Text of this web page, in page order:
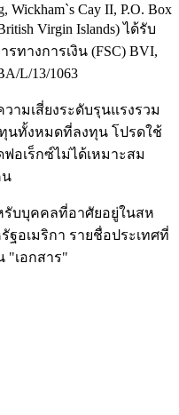
Wickham`s Cay II, P.O. Box
Virgin Islands) ได้รับ
ทางการเงิน (FSC) BVI,
L/13/1063
ามเสี่ยงระดับรุนแรงรวม
ทุนทั้งหมดที่ลงทุน โปรดใช้
อเร็กซ์ไม่ได้เหมาะสม
น
รับบุคคลที่อาศัยอยู่ในสห
ฐอเมริกา รายชื่อประเทศที่
"เอกสาร"